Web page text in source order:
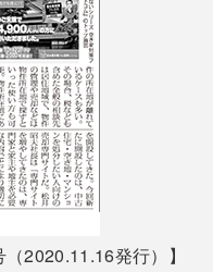
2020.11.16発行）】